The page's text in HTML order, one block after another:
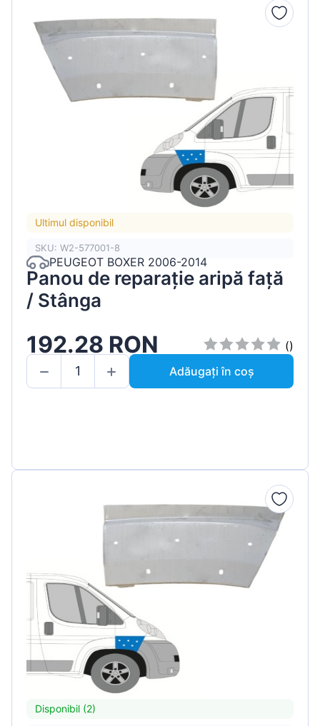
Ultimul disponibil
SKU: W2-577001-8
PEUGEOT BOXER 2006-2014
Panou de reparație aripă față
/ Stânga
192.28 RON
()
Adăugați în coș
Disponibil (2)